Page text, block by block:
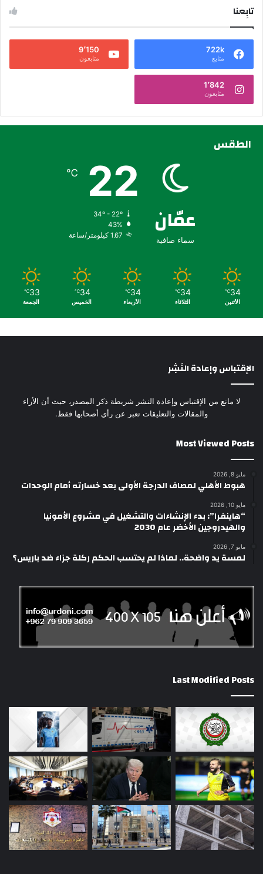
تابِعنا
722k
متابع
9٬150
متابعون
1٬842
متابعون
الطقس
عمّان
سماء صافية
22
℃
34º - 22º
43%
1.67 كيلومتر/ساعة
34
℃
الأثنين
34
℃
الثلاثاء
34
℃
الأربعاء
34
℃
الخميس
33
℃
الجمعة
الإقتباس وإعادة النَشِر
لا مانع من الإقتباس وإعادة النشر شريطة ذكر المصدر، حيث أن الأراء
والمقالات والتعليقات تعبر عن رأي أصحابها فقط.
Most Viewed Posts
مايو 8, 2026
هبوط الأهلي لمصاف الدرجة الأولى بعد خسارته أمام الوحدات
مايو 10, 2026
“هاينفرا”: بدء الإنشاءات والتشغيل في مشروع الأمونيا
والهيدروجين الأخضر عام 2030
مايو 7, 2026
لمسة يد واضحة.. لماذا لم يحتسب الحكم ركلة جزاء ضد باريس؟
Last Modified Posts